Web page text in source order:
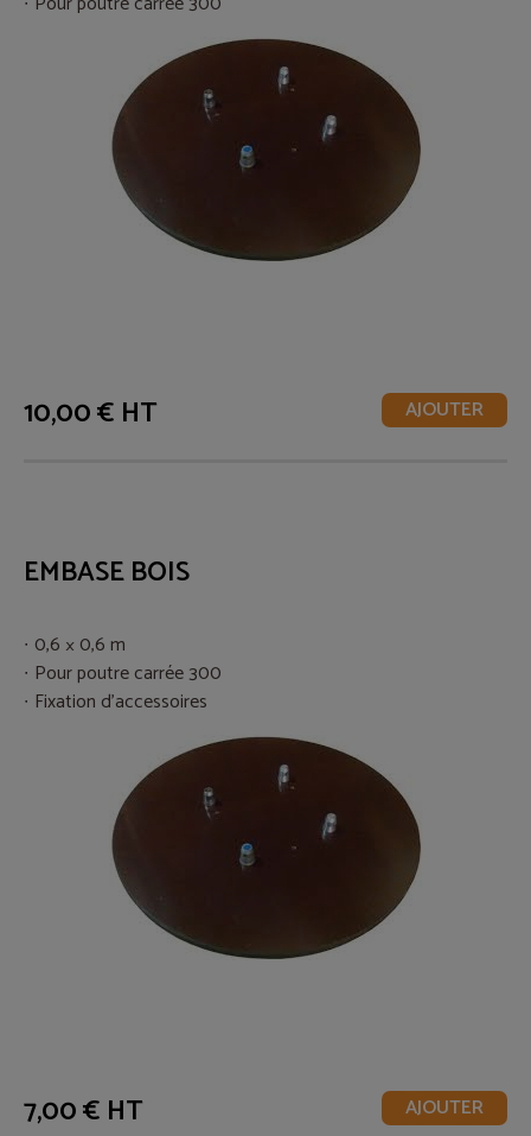
10,00 € HT AJOUTER
EMBASE BOIS
0,6 × 0,6 m
Pour poutre carrée 300
Fixation d’accessoires
7,00 € HT AJOUTER